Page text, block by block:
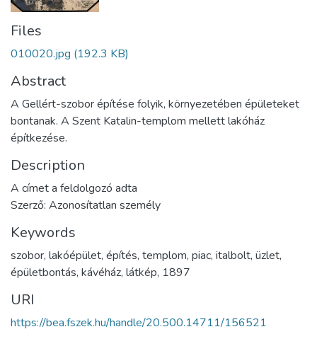
Files
010020.jpg (192.3 KB)
Abstract
A Gellért-szobor építése folyik, környezetében épületeket
bontanak. A Szent Katalin-templom mellett lakóház
építkezése.
Description
A címet a feldolgozó adta
Szerző: Azonosítatlan személy
Keywords
szobor, lakóépület, építés, templom, piac, italbolt, üzlet,
épületbontás, kávéház, látkép, 1897
URI
https://bea.fszek.hu/handle/20.500.14711/156521